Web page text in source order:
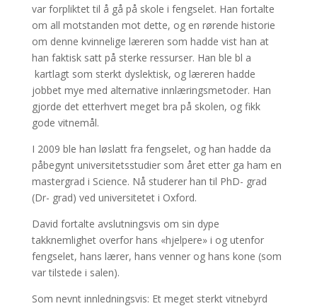
var forpliktet til å gå på skole i fengselet. Han fortalte
om all motstanden mot dette, og en rørende historie
om denne kvinnelige læreren som hadde vist han at
han faktisk satt på sterke ressurser. Han ble bl a
kartlagt som sterkt dyslektisk, og læreren hadde
jobbet mye med alternative innlæringsmetoder. Han
gjorde det etterhvert meget bra på skolen, og fikk
gode vitnemål.
I 2009 ble han løslatt fra fengselet, og han hadde da
påbegynt universitetsstudier som året etter ga ham en
mastergrad i Science. Nå studerer han til PhD- grad
(Dr- grad) ved universitetet i Oxford.
David fortalte avslutningsvis om sin dype
takknemlighet overfor hans «hjelpere» i og utenfor
fengselet, hans lærer, hans venner og hans kone (som
var tilstede i salen).
Som nevnt innledningsvis: Et meget sterkt vitnebyrd